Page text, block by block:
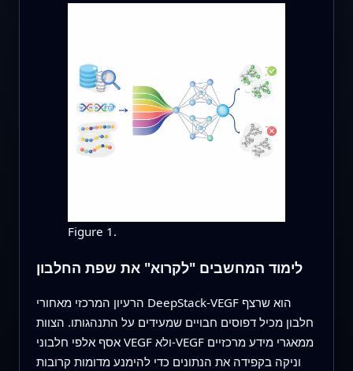
Figure 1.
לימוד המחשבים "לקרוא" את שפת החלבון
הרעיון המרכזי מאחורי DeepStack-VEGF הוא שרצף
חלבון מכיל דפוסים חבויים שמעידים על התנהגותו. הצוות
אסף אלפי חלבוני VEGF ולא-VEGF ממאגרי מידע מרכזיים
וניקה בקפידה את הנתונים כדי להימנע מדומות קרובות